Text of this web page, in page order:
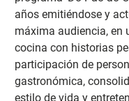
años emitiéndose y
máxima audiencia, en
cocina con historias
participación de
gastronómica,
estilo de vida y